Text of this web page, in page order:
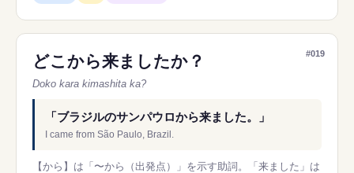
#019
どこから来ましたか？
Doko kara kimashita ka?
「ブラジルのサンパウロから来ました。」
I came from São Paulo, Brazil.
【から】は「〜から（出発点）」を示す助詞。「来ました」は